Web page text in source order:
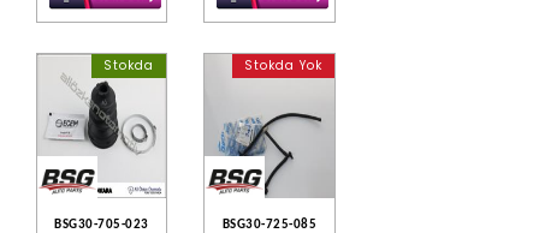
Stokda
BSG30-705-023
Stokda Yok
BSG30-725-085